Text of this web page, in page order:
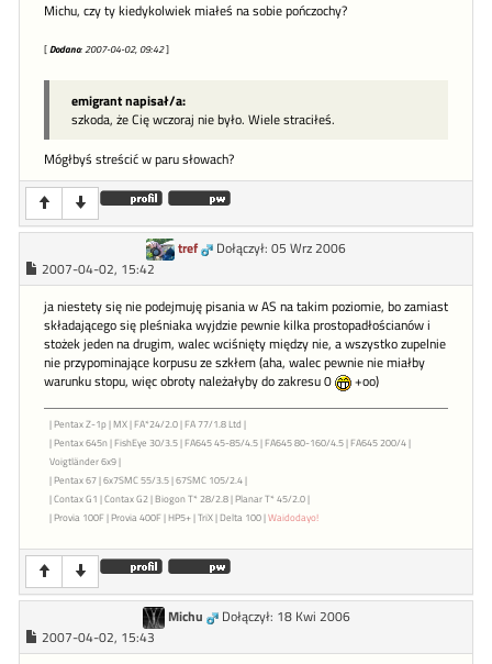
Michu, czy ty kiedykolwiek miałeś na sobie pończochy?
[Dodano: 2007-04-02, 09:42]
emigrant napisał/a:
szkoda, że Cię wczoraj nie było. Wiele straciłeś.
Mógłbyś streścić w paru słowach?
tref
Dołączył: 05 Wrz 2006
2007-04-02, 15:42
ja niestety się nie podejmuję pisania w AS na takim poziomie, bo zamiast
składającego się pleśniaka wyjdzie pewnie kilka prostopadłościanów i
stożek jeden na drugim, walec wciśnięty między nie, a wszystko zupelnie
nie przypominające korpusu ze szkłem (aha, walec pewnie nie miałby
warunku stopu, więc obroty należałyby do zakresu 0
+oo)
| Pentax Z-1p | MX | FA*24/2.0 | FA 77/1.8 Ltd |
| Pentax 645n | FishEye 30/3.5 | FA645 45-85/4.5 | FA645 80-160/4.5 | FA645 200/4 |
Voigtländer 6x9 |
| Pentax 67 | 6x7SMC 55/3.5 | 67SMC 105/2.4 |
| Contax G1 | Contax G2 | Biogon T* 28/2.8 | Planar T* 45/2.0 |
| Provia 100F | Provia 400F | HP5+ | TriX | Delta 100 |Waidodayo!
Michu
Dołączył: 18 Kwi 2006
2007-04-02, 15:43